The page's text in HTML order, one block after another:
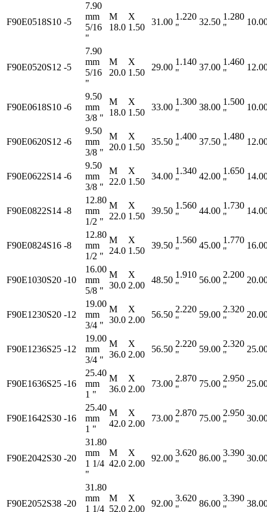
F90E0518S10 -5
7.90
mm
5/16
"
M
18.0
X
1.50
31.00
1.220
"
32.50
1.280
"
F90E0520S12 -5
7.90
mm
5/16
"
M
20.0
X
1.50
29.00
1.140
"
37.00
1.460
"
F90E0618S10 -6
9.50
mm
3/8 "
M
18.0
X
1.50
33.00
1.300
"
38.00
1.500
"
F90E0620S12 -6
9.50
mm
3/8 "
M
20.0
X
1.50
35.50
1.400
"
37.50
1.480
"
F90E0622S14 -6
9.50
mm
3/8 "
M
22.0
X
1.50
34.00
1.340
"
42.00
1.650
"
F90E0822S14 -8
12.80
mm
1/2 "
M
22.0
X
1.50
39.50
1.560
"
44.00
1.730
"
F90E0824S16 -8
12.80
mm
1/2 "
M
24.0
X
1.50
39.50
1.560
"
45.00
1.770
"
F90E1030S20 -10
16.00
mm
5/8 "
M
30.0
X
2.00
48.50
1.910
"
56.00
2.200
"
F90E1230S20 -12
19.00
mm
3/4 "
M
30.0
X
2.00
56.50
2.220
"
59.00
2.320
"
F90E1236S25 -12
19.00
mm
3/4 "
M
36.0
X
2.00
56.50
2.220
"
59.00
2.320
"
F90E1636S25 -16
25.40
mm
1 "
M
36.0
X
2.00
73.00
2.870
"
75.00
2.950
"
F90E1642S30 -16
25.40
mm
1 "
M
42.0
X
2.00
73.00
2.870
"
75.00
2.950
"
F90E2042S30 -20
31.80
mm
1 1/4
"
M
42.0
X
2.00
92.00
3.620
"
86.00
3.390
"
F90E2052S38 -20
31.80
mm
1 1/4
M
52.0
X
2.00
92.00
3.620
"
86.00
3.390
"